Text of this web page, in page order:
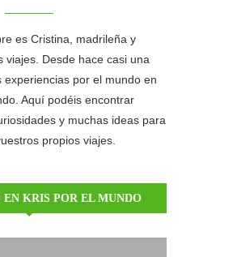
es Cristina, madrileña y
viajes. Desde hace casi una
experiencias por el mundo en
Aquí podéis encontrar
y muchas ideas para
propios viajes.
KRIS POR EL MUNDO